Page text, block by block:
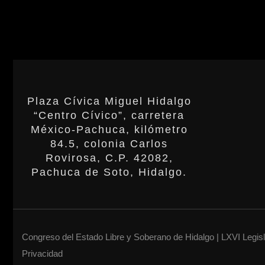
Plaza Cívica Miguel Hidalgo
“Centro Cívico”, carretera
México-Pachuca, kilómetro
84.5, colonia Carlos
Rovirosa, C.P. 42082,
Pachuca de Soto, Hidalgo.
Congreso del Estado Libre y Soberano de Hidalgo | LXVI
Privacidad